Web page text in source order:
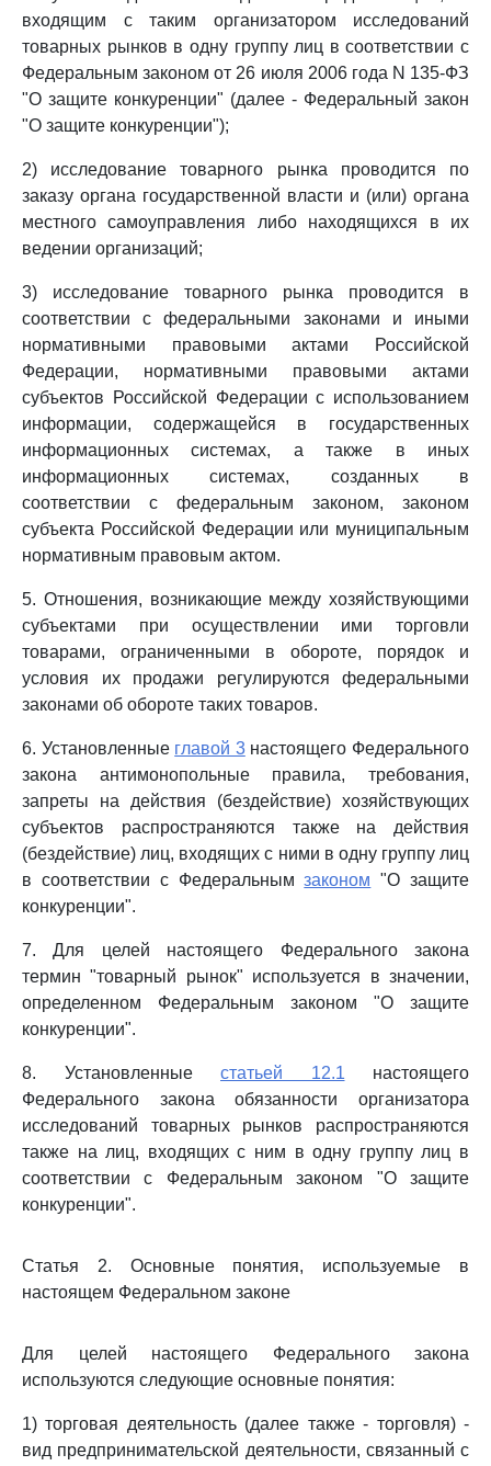
входящим с таким организатором исследований
товарных рынков в одну группу лиц в соответствии с
Федеральным законом от 26 июля 2006 года N 135-ФЗ
"О защите конкуренции" (далее - Федеральный закон
"О защите конкуренции");
2) исследование товарного рынка проводится по
заказу органа государственной власти и (или) органа
местного самоуправления либо находящихся в их
ведении организаций;
3) исследование товарного рынка проводится в
соответствии с федеральными законами и иными
нормативными правовыми актами Российской
Федерации, нормативными правовыми актами
субъектов Российской Федерации с использованием
информации, содержащейся в государственных
информационных системах, а также в иных
информационных системах, созданных в
соответствии с федеральным законом, законом
субъекта Российской Федерации или муниципальным
нормативным правовым актом.
5. Отношения, возникающие между хозяйствующими
субъектами при осуществлении ими торговли
товарами, ограниченными в обороте, порядок и
условия их продажи регулируются федеральными
законами об обороте таких товаров.
6. Установленные главой 3настоящего Федерального
закона антимонопольные правила, требования,
запреты на действия (бездействие) хозяйствующих
субъектов распространяются также на действия
(бездействие) лиц, входящих с ними в одну группу лиц
в соответствии с Федеральнымзаконом "О защите
конкуренции".
7. Для целей настоящего Федерального закона
термин "товарный рынок" используется в значении,
определенном Федеральным законом "О защите
конкуренции".
8. Установленные статьей 12.1 настоящего
Федерального закона обязанности организатора
исследований товарных рынков распространяются
также на лиц, входящих с ним в одну группу лиц в
соответствии с Федеральным законом "О защите
конкуренции".
Статья 2. Основные понятия, используемые в
настоящем Федеральном законе
Для целей настоящего Федерального закона
используются следующие основные понятия:
1) торговая деятельность (далее также - торговля) -
вид предпринимательской деятельности, связанный с